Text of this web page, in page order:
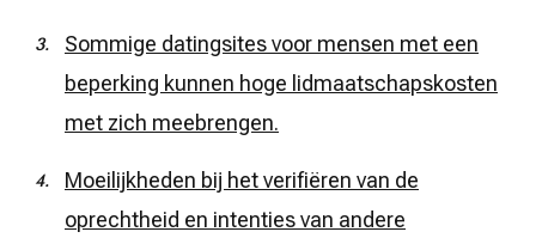
Sommige datingsites voor mensen met een
beperking kunnen hoge lidmaatschapskosten
met zich meebrengen.
Moeilijkheden bij het verifiëren van de
oprechtheid en intenties van andere